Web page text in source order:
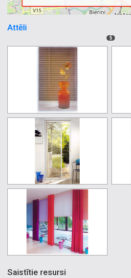
Attēli
5
Saistītie resursi